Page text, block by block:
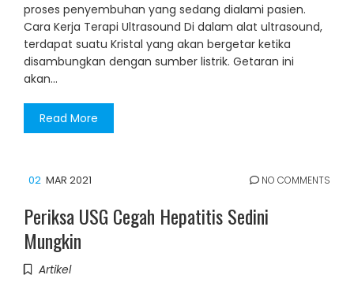
proses penyembuhan yang sedang dialami pasien.
Cara Kerja Terapi Ultrasound Di dalam alat ultrasound,
terdapat suatu Kristal yang akan bergetar ketika
disambungkan dengan sumber listrik. Getaran ini
akan…
Read More
02 MAR 2021 NO COMMENTS
Periksa USG Cegah Hepatitis Sedini
Mungkin
Artikel